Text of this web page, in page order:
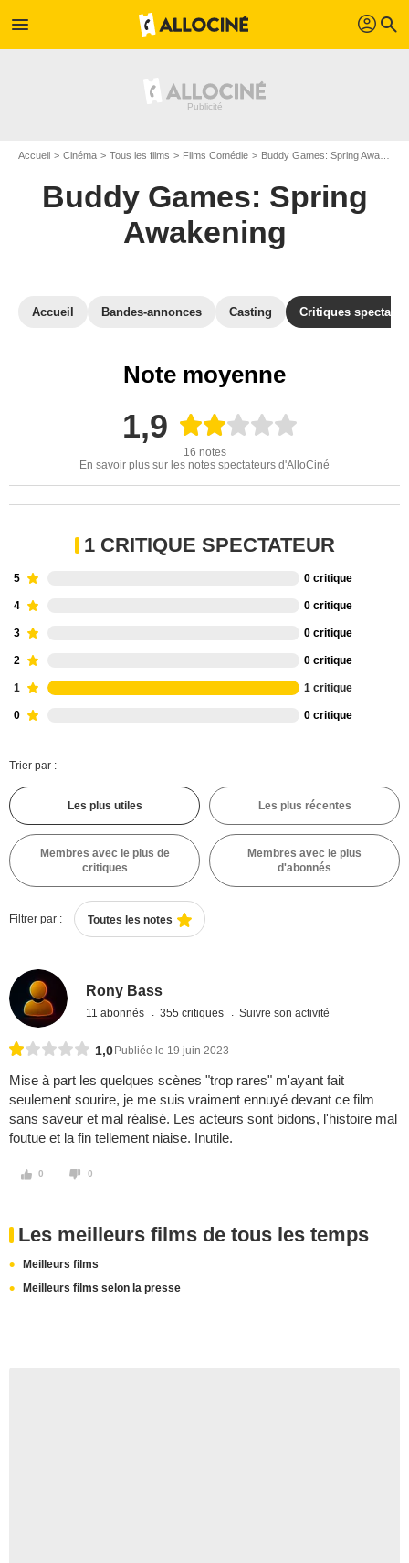
menu profil search
Accueil Cinéma Tous les films Films Comédie Buddy Games: Spring Awakening
Buddy Games: Spring
Awakening
Accueil Bandes-annonces Casting Critiques
Note moyenne
1,9
16 notes
En savoir plus sur les notes spectateurs d'AlloCiné
1 CRITIQUE SPECTATEUR
5 0 critique
4 0 critique
3 0 critique
2 0 critique
1 1 critique
0 0 critique
Trier par :
Les plus utiles Les plus récentes
Membres avec le plus de
critiques
Membres avec le plus
d'abonnés
Filtrer par : Toutes les notes
Rony Bass
11 abonnés 355 critiques Suivre son activité
1,0 Publiée le 19 juin 2023
Mise à part les quelques scènes "trop rares" m'ayant fait
seulement sourire, je me suis vraiment ennuyé devant ce film
sans saveur et mal réalisé. Les acteurs sont bidons, l'histoire mal
foutue et la fin tellement niaise. Inutile.
0 0
Les meilleurs films de tous les temps
Meilleurs films
Meilleurs films selon la presse